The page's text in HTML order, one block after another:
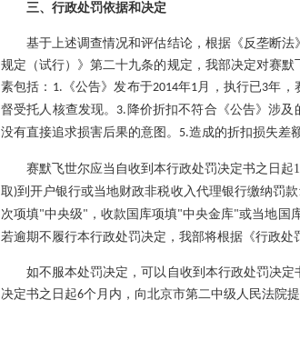
三、 行政处罚依据和决定
基于上述调查情况和评估结论，根据《反垄断法
规定（试行）》第二十九条的规定，我部决定对赛默
素包括： 1. 《公告》发布于2014年1月，执行已3年，
督受托人核查发现。 3. 降价折扣不符合《公告》涉
没有直接追求损害后果的意图。 5.造成的折扣损失差
赛默飞世尔应当自收到本行政处罚决定书之日起
取)到开户银行或当地财政非税收入代理银行缴纳罚款
次项填"中央级" ，收款国库项填"中央金库"或当地国
若逾期不履行本行政处罚决定，我部将根据《行政处
如不服本处罚决定，可以自收到本行政处罚决定
决定书之日起6个月内，向北京市第二中级人民法院提